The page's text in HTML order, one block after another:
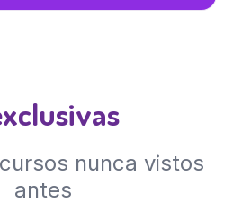
nunca vistos
antes